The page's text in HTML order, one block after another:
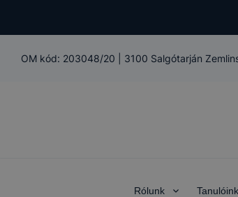
OM kód: 203048/20 3100 Salgótarján
Rólunk